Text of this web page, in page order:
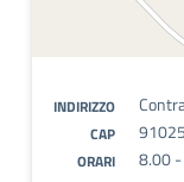
INDIRIZZO
CAP 91025
ORARI 8.00